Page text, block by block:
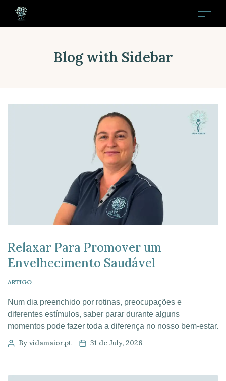
Blog with Sidebar
Relaxar Para Promover um
Envelhecimento Saudável
ARTIGO
Num dia preenchido por rotinas, preocupações e
diferentes estímulos, saber parar durante alguns
momentos pode fazer toda a diferença no nosso bem-estar.
Abrandar ajuda-nos a aliviar a tensão, a recuperar a
tensão física e […]
By vidamaior.pt 31 de July, 2026